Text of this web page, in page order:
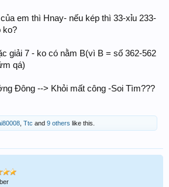
em thì Hnay- nếu kép thì 33-xỉu 233-
ko?
giải 7 - ko có nằm B(vì B = số 362-562
qá)
Đông --> Khỏi mất công -Soi Tìm???
Ttc and 9 others like this.